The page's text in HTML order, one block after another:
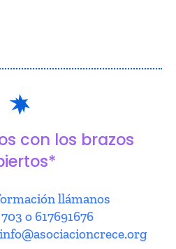
con los brazos
llámanos
o 617691676